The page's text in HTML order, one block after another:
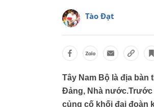
Tào Đạt
Tây Nam Bộ là địa
Đảng, Nhà
củng cố khối đại đoàn